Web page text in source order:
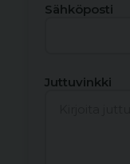
Sähköposti
Juttuvinkki